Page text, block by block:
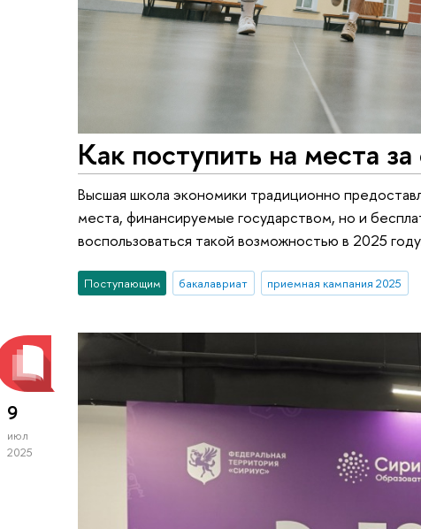
Как поступить на места
Высшая школа экономики традиционно
места, финансируемые государством, но и
воспользоваться такой возможностью в 2025
Поступающим бакалавриат приемная кампания 2025
9
июл
2025